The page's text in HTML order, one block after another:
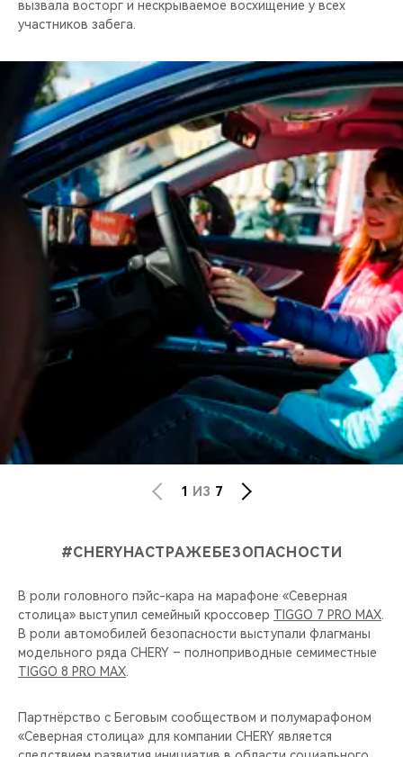
вызвала восторг и нескрываемое восхищение у всех
участников забега.
1 ИЗ 7
#CHERYНАСТРАЖЕБЕЗОПАСНОСТИ
В роли головного пэйс-кара на марафоне «Северная
столица» выступил семейный кроссовер TIGGO 7 PRO MAX.
В роли автомобилей безопасности выступали флагманы
модельного ряда CHERY – полноприводные семиместные
TIGGO 8 PRO MAX.
Партнёрство с Беговым сообществом и полумарафоном
«Северная столица» для компании CHERY является